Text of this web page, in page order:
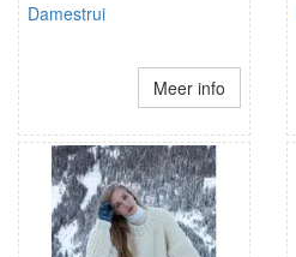
Damestrui
Meer info